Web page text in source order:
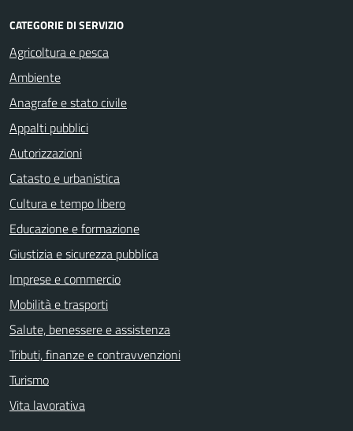
CATEGORIE DI SERVIZIO
Agricoltura e pesca
Ambiente
Anagrafe e stato civile
Appalti pubblici
Autorizzazioni
Catasto e urbanistica
Cultura e tempo libero
Educazione e formazione
Giustizia e sicurezza pubblica
Imprese e commercio
Mobilità e trasporti
Salute, benessere e assistenza
Tributi, finanze e contravvenzioni
Turismo
Vita lavorativa